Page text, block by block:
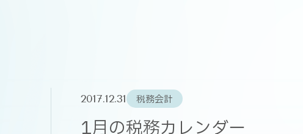
2017.12.31 税務会計
1月の税務カレンダー